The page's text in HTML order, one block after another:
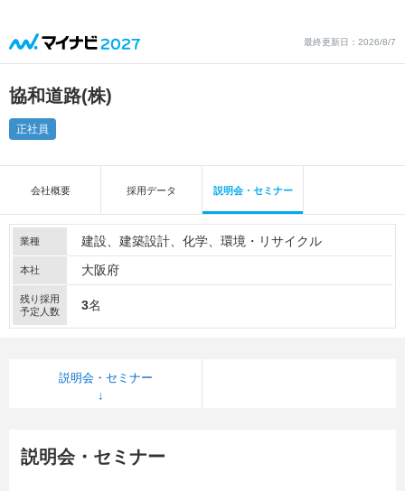
最終更新日：2026/8/7
協和道路(株)
正社員
会社概要 採用データ 説明会・セミナー
業種 建設 建築設計 化学 環境・リサイクル
本社 大阪府
残り採用
予定人数
3名
説明会・セミナー
説明会・セミナー